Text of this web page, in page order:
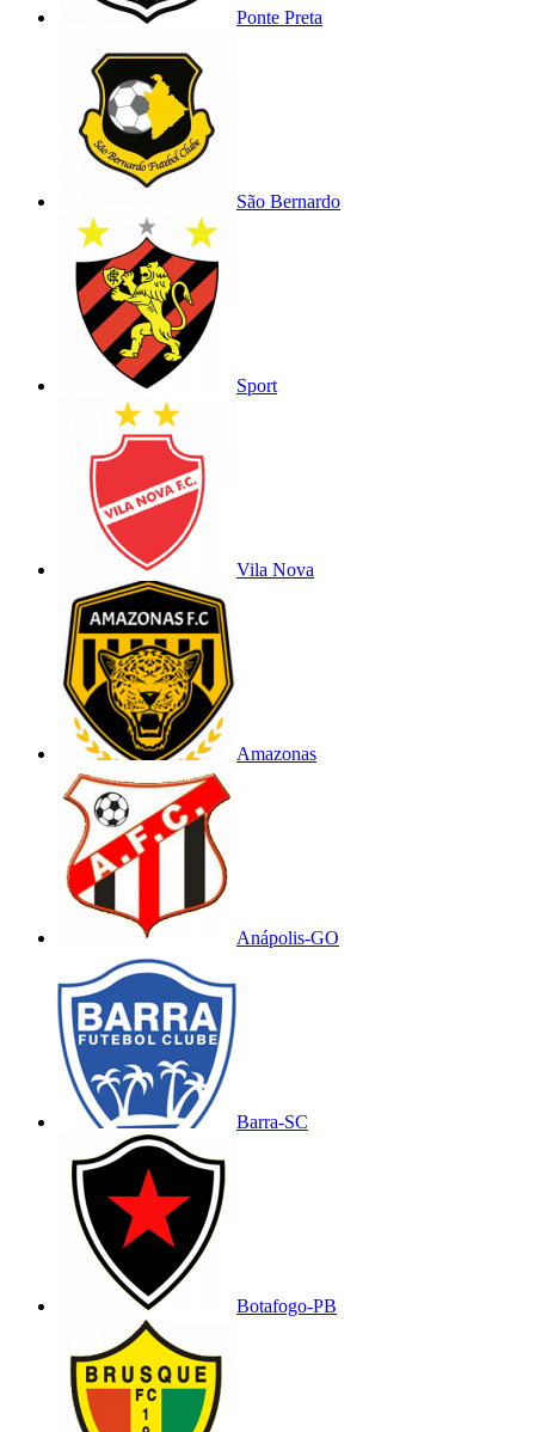
Ponte Preta
São Bernardo
Sport
Vila Nova
Amazonas
Anápolis-GO
Barra-SC
Botafogo-PB